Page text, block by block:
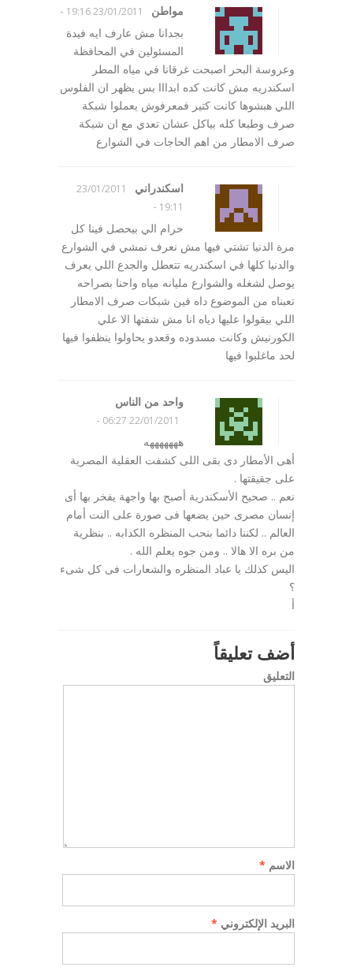
مواطن 23/01/2011 19:16
-
بجدانا مش عارف ايه فيدة
المسئولين في المحافظة
وعروسة البحر اصبحت غرقانا في مياه المطر
اسكندريه مش كانت كده ابدااا بس يظهر ان الفلوس
اللي هبشوها كانت كتير فمعرفوش يعملوا شبكة
صرف وطبعا كله بياكل عشان تعدي مع ان شبكة
صرف الامطار من اهم الحاجات في الشوارع
اسكندراني
23/01/2011
19:11
-
حرام الي بيحصل فينا كل
مرة الدنيا تشتي فيها مش نعرف نمشي في الشوارع
والدنيا كلها في اسكندريه تتعطل والجدع اللي يعرف
يوصل لشغله والشوارع مليانه مياه واحنا بصراحه
تعبناه من الموضوع داه فين شبكات صرف الامطار
اللي بيقولوا عليها دياه انا مش شفتها الا علي
الكورنيش وكانت مسدوده وقعدو يحاولوا ينظفوا فيها
لحد ماغلبوا فيها
واحد من الناس
22/01/2011 06:27
-
هههههههه
أهى الأمطار دى بقى اللى كشفت العقلية المصرية
على جقيقتها .
نعم .. صحيح الأسكندرية أصبح بها واجهة يفخر بها أى
إنسان مصرى حين يضعها فى صورة على النت أمام
العالم .. لكننا دائما بنحب المنظره الكدابه .. بنظرية
من بره الا هالا .. ومن جوه يعلم الله .
اليس كذلك يا عباد المنظره والشعارات فى كل شىء
؟
أ
أضف تعليقاً
التعليق
الاسم *
البريد الإلكتروني *